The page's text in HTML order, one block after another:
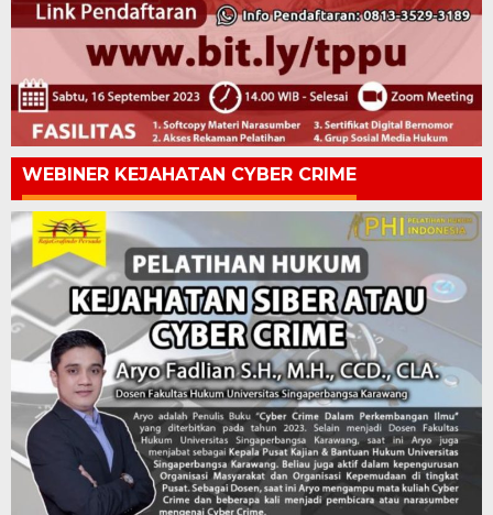
WEBINER KEJAHATAN CYBER CRIME